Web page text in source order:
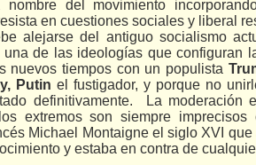
del movimiento
en cuestiones sociales y liberal
alejarse del antiguo socialismo
de las ideologías que configuran
nuevos tiempos con un populista
Putin el fustigador, y porque no
definitivamente.
La moderación
extremos son siempre
Michael Montaigne el siglo XVI
y estaba en contra de